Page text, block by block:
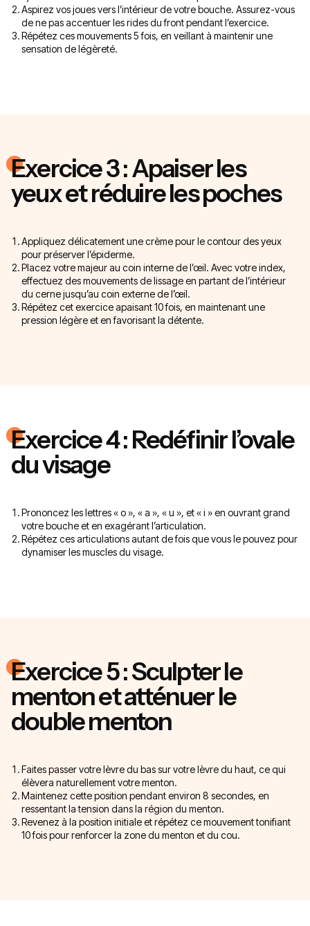
Aspirez vos joues vers l’intérieur de votre bouche. Assurez-vous
de ne pas accentuer les rides du front pendant l’exercice.
Répétez ces mouvements 5 fois, en veillant à maintenir une
sensation de légèreté.
Exercice 3 : Apaiser les
yeux et réduire les poches
Appliquez délicatement une crème pour le contour des yeux
pour préserver l’épiderme.
Placez votre majeur au coin interne de l’œil. Avec votre index,
effectuez des mouvements de lissage en partant de l’intérieur
du cerne jusqu’au coin externe de l’œil.
Répétez cet exercice apaisant 10 fois, en maintenant une
pression légère et en favorisant la détente.
Exercice 4 : Redéfinir l’ovale
du visage
Prononcez les lettres « o », « a », « u », et « i » en ouvrant grand
votre bouche et en exagérant l’articulation.
Répétez ces articulations autant de fois que vous le pouvez pour
dynamiser les muscles du visage.
Exercice 5 : Sculpter le
menton et atténuer le
double menton
Faites passer votre lèvre du bas sur votre lèvre du haut, ce qui
élèvera naturellement votre menton.
Maintenez cette position pendant environ 8 secondes, en
ressentant la tension dans la région du menton.
Revenez à la position initiale et répétez ce mouvement tonifiant
10 fois pour renforcer la zone du menton et du cou.